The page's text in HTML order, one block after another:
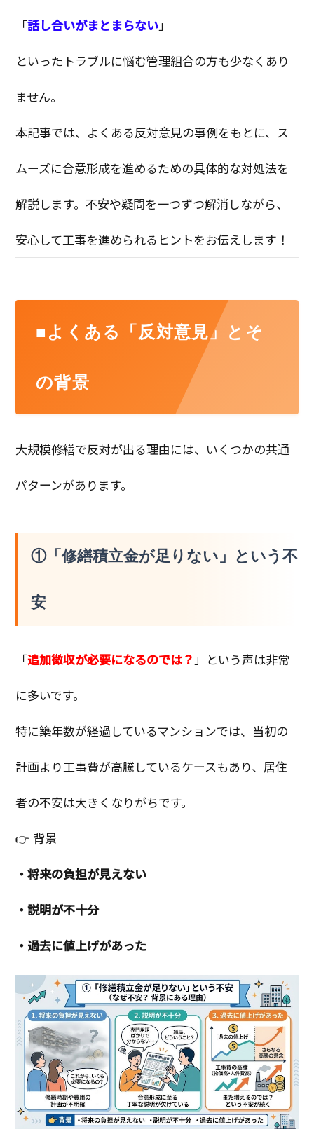
「話し合いがまとまらない」
といったトラブルに悩む管理組合の方も少なくあり
ません。
本記事では、よくある反対意見の事例をもとに、ス
ムーズに合意形成を進めるための具体的な対処法を
解説します。不安や疑問を一つずつ解消しながら、
安心して工事を進められるヒントをお伝えします！
■よくある「反対意見」とそ
の背景
大規模修繕で反対が出る理由には、いくつかの共通
パターンがあります。
①「修繕積立金が足りない」という不
安
「追加徴収が必要になるのでは？」という声は非常
に多いです。
特に築年数が経過しているマンションでは、当初の
計画より工事費が高騰しているケースもあり、居住
者の不安は大きくなりがちです。
👉 背景
・将来の負担が見えない
・説明が不十分
・過去に値上げがあった